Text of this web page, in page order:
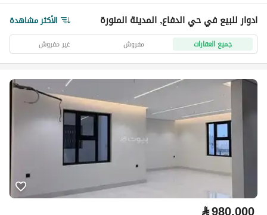
ادوار للبيع في حي الدفاع, المدينة المنورة الأكثر مشاهدة
جميع العقارات مفروش غير مفروش